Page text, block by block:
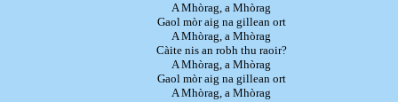
A Mhòrag, a Mhòrag
Gaol mòr aig na gillean ort
A Mhòrag, a Mhòrag
Càite nis an robh thu raoir?
A Mhòrag, a Mhòrag
Gaol mòr aig na gillean ort
A Mhòrag, a Mhòrag